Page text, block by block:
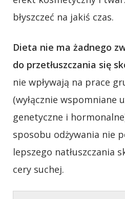
błyszczeć na jakiś czas.
Dieta nie ma żadnego
do przetłuszczania się
nie wpływają na prace
(wyłącznie wspomniane
genetyczne i
sposobu odżywania nie
lepszego natłuszczania
cery suchej.